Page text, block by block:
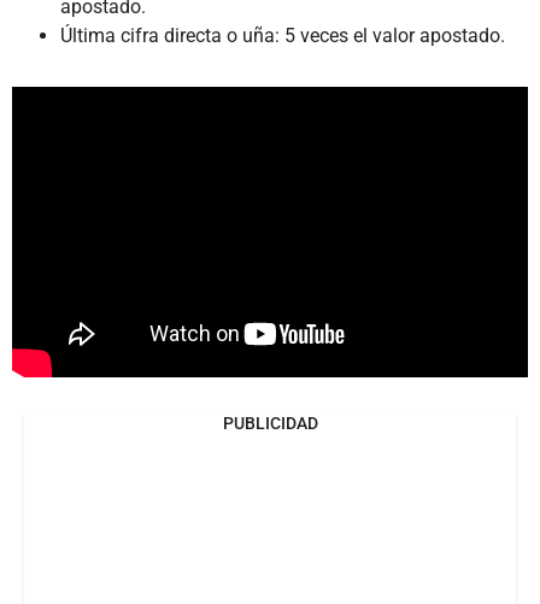
apostado.
Última cifra directa o uña: 5 veces el valor apostado.
PUBLICIDAD